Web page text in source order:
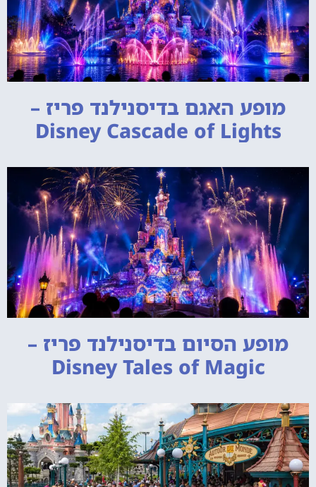
מופע האגם בדיסנילנד פריז –
Disney Cascade of Lights
מופע הסיום בדיסנילנד פריז –
Disney Tales of Magic